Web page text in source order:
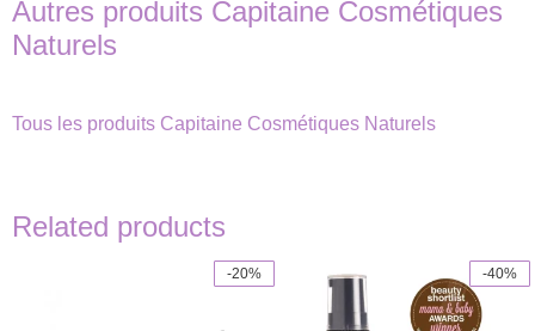
Autres produits Capitaine Cosmétiques
Naturels
Tous les produits Capitaine Cosmétiques Naturels
Related products
-20% -40%